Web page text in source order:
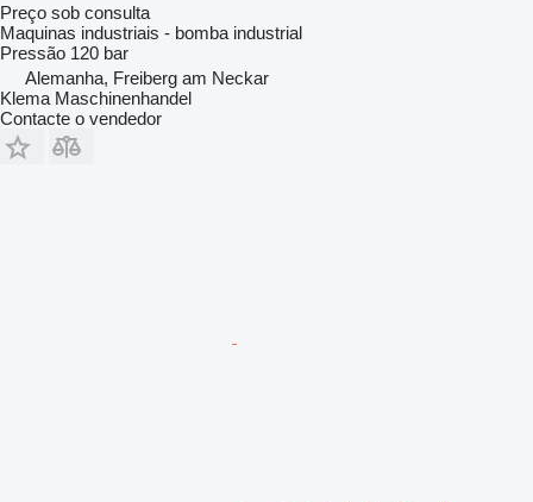
Preço sob consulta
Maquinas industriais - bomba industrial
Pressão 120 bar
Alemanha, Freiberg am Neckar
Klema Maschinenhandel
Contacte o vendedor